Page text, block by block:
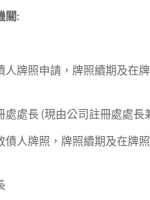
關:
人牌照申請，牌照續期及在
處處長 (現由公司註冊處處長
債人牌照，牌照續期及在牌